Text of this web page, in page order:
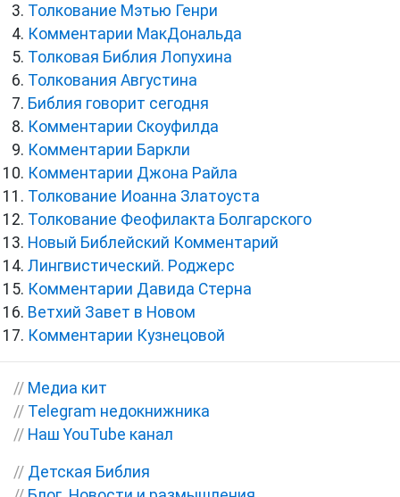
Толкование Мэтью Генри
Комментарии МакДональда
Толковая Библия Лопухина
Толкования Августина
Библия говорит сегодня
Комментарии Скоуфилда
Комментарии Баркли
Комментарии Джона Райла
Толкование Иоанна Златоуста
Толкование Феофилакта Болгарского
Новый Библейский Комментарий
Лингвистический. Роджерс
Комментарии Давида Стерна
Ветхий Завет в Новом
Комментарии Кузнецовой
// Медиа кит
// Telegram недокнижника
// Наш YouTube канал
// Детская Библия